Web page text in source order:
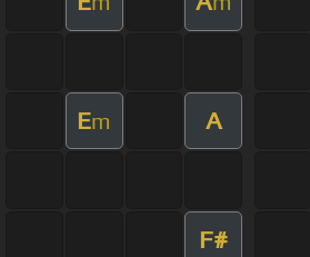
Em A
F#